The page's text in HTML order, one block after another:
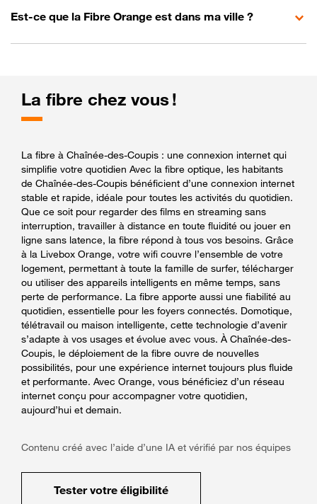
Est-ce que la Fibre Orange est dans ma ville ?
La fibre chez vous !
La fibre à Chaînée-des-Coupis : une connexion internet qui
simplifie votre quotidien Avec la fibre optique, les habitants
de Chaînée-des-Coupis bénéficient d’une connexion internet
stable et rapide, idéale pour toutes les activités du quotidien.
Que ce soit pour regarder des films en streaming sans
interruption, travailler à distance en toute fluidité ou jouer en
ligne sans latence, la fibre répond à tous vos besoins. Grâce
à la Livebox Orange, votre wifi couvre l’ensemble de votre
logement, permettant à toute la famille de surfer, télécharger
ou utiliser des appareils intelligents en même temps, sans
perte de performance. La fibre apporte aussi une fiabilité au
quotidien, essentielle pour les foyers connectés. Domotique,
télétravail ou maison intelligente, cette technologie d’avenir
s’adapte à vos usages et évolue avec vous. À Chaînée-des-
Coupis, le déploiement de la fibre ouvre de nouvelles
possibilités, pour une expérience internet toujours plus fluide
et performante. Avec Orange, vous bénéficiez d’un réseau
internet conçu pour accompagner votre quotidien,
aujourd’hui et demain.
Contenu créé avec l’aide d’une IA et vérifié par nos équipes
Tester votre éligibilité